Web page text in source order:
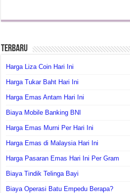
Terbaru
Harga Liza Coin Hari Ini
Harga Tukar Baht Hari Ini
Harga Emas Antam Hari Ini
Biaya Mobile Banking BNI
Harga Emas Murni Per Hari Ini
Harga Emas di Malaysia Hari Ini
Harga Pasaran Emas Hari Ini Per Gram
Biaya Tindik Telinga Bayi
Biaya Operasi Batu Empedu Berapa?